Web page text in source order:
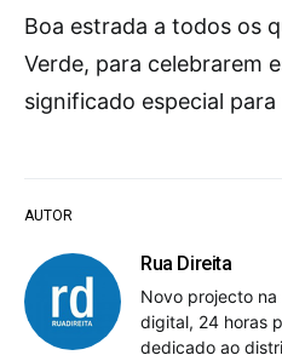
AUTOR
Rua Direita
Novo projecto
digital, 24 horas
dedicado ao
Boa estrada a todos os
Verde, para celebrarem
significado especial